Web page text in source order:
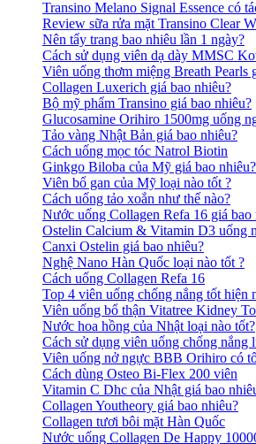
Transino Melano Signal Essence có
Review sữa rửa mặt Transino Clear
Nên tẩy trang bao nhiêu lần 1 ngày?
Cách sử dụng viên dạ dày MMSC
Viên uống thơm miệng Breath Pearls
Collagen Luxerich giá bao nhiêu?
Bộ mỹ phẩm Transino giá bao nhiêu?
Glucosamine Orihiro 1500mg uống
Tảo vàng Nhật Bản giá bao nhiêu?
Cách uống mọc tóc Natrol Biotin
Ginkgo Biloba của Mỹ giá bao nhiêu?
Viên bổ gan của Mỹ loại nào tốt ?
Cách uống tảo xoắn như thế nào?
Nước uống Collagen Refa 16 giá bao
Ostelin Calcium & Vitamin D3 uống
Canxi Ostelin giá bao nhiêu?
Nghệ Nano Hàn Quốc loại nào tốt ?
Cách uống Collagen Refa 16
Top 4 viên uống chống nắng tốt hiện
Viên uống bổ thận Vitatree Kidney
Nước hoa hồng của Nhật loại nào tốt?
Cách sử dụng viên uống chống nắng
Viên uống nở ngực BBB Orihiro có
Cách dùng Osteo Bi-Flex 200 viên
Vitamin C Dhc của Nhật giá bao
Collagen Youtheory giá bao nhiêu?
Collagen tươi bôi mặt Hàn Quốc
Nước uống Collagen De Happy